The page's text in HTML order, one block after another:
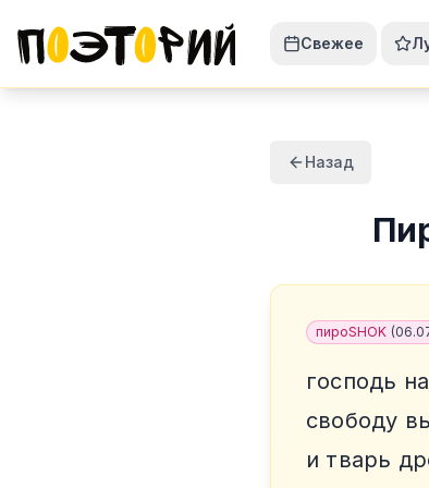
Свежее
Назад
пироSHOK (
господь
свободу
и тварь